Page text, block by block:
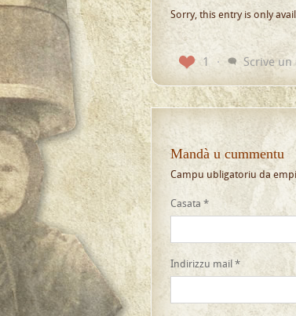
Sorry, this entry is only
1 Scrive
Mandà u cummentu
Campu ubligatoriu da
Casata *
Indirizzu mail*